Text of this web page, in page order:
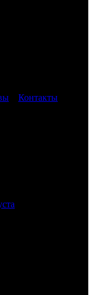
Контакты